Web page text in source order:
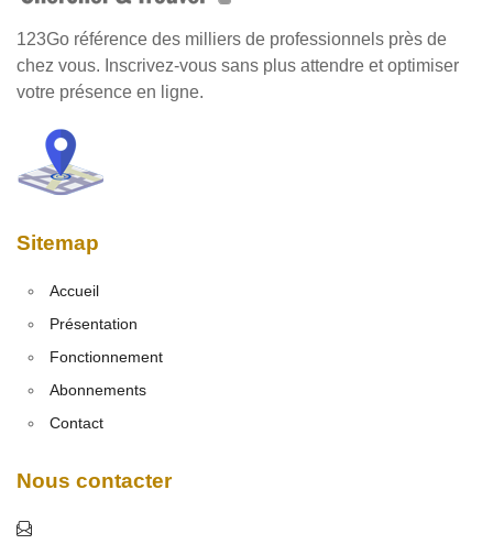
123Go référence des milliers de professionnels près de
chez vous. Inscrivez-vous sans plus attendre et optimiser
votre présence en ligne.
Sitemap
Accueil
Présentation
Fonctionnement
Abonnements
Contact
Nous contacter